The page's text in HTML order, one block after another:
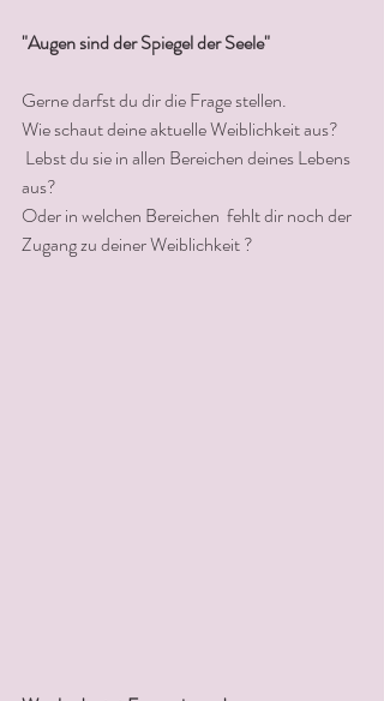
"Augen sind der Spiegel der Seele"
Gerne darfst du dir die Frage stellen.
Wie schaut deine aktuelle Weiblichkeit aus?
aus?
Oder in welchen Bereichen  fehlt dir noch der
Zugang zu deiner Weiblichkeit ?